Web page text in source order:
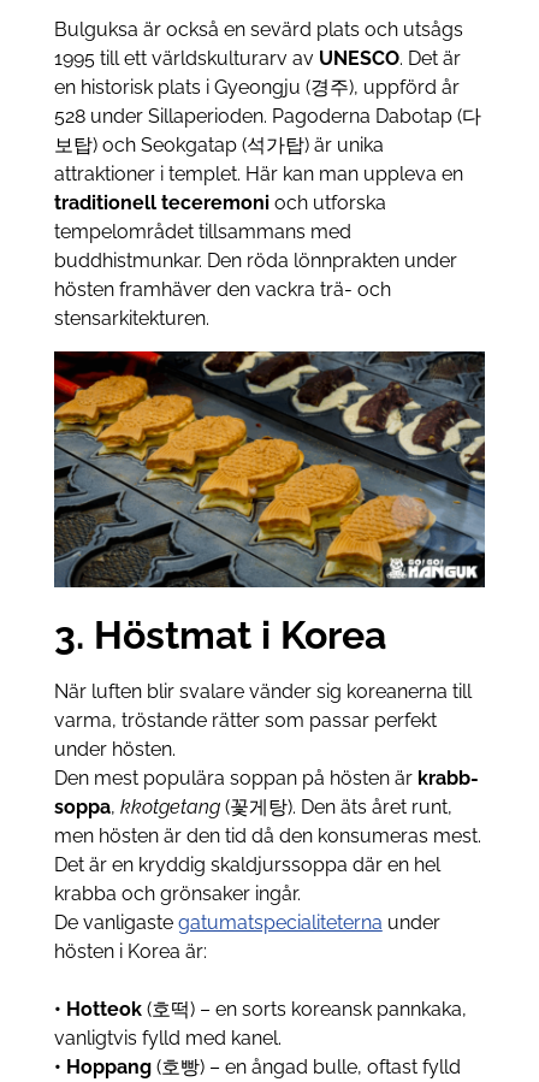
Bulguksa är också en sevärd plats och utsågs
1995 till ett världskulturarv av UNESCO. Det är
en historisk plats i Gyeongju (경주), uppförd år
528 under Sillaperioden. Pagoderna Dabotap (다
보탑) och Seokgatap (석가탑) är unika
attraktioner i templet. Här kan man uppleva en
traditionell teceremonioch utforska
tempelområdet tillsammans med
buddhistmunkar. Den röda lönnprakten under
hösten framhäver den vackra trä- och
stensarkitekturen.
3. Höstmat i Korea
När luften blir svalare vänder sig koreanerna till
varma, tröstande rätter som passar perfekt
under hösten.
Den mest populära soppan på hösten är krabb­
soppa, kkotgetang(꽃게탕). Den äts året runt,
men hösten är den tid då den konsumeras mest.
Det är en kryddig skaldjurssoppa där en hel
krabba och grönsaker ingår.
De vanligaste gatumat­specialiteterna under
hösten i Korea är:
• Hotteok(호떡) – en sorts koreansk pannkaka,
vanligtvis fylld med kanel.
• Hoppang(호빵) – en ångad bulle, oftast fylld